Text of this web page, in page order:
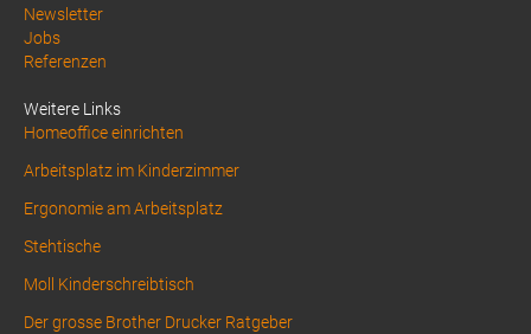
Above
Footer
Newsletter
Jobs
Referenzen
Weitere Links
Homeoffice einrichten
Arbeitsplatz im Kinderzimmer
Ergonomie am Arbeitsplatz
Stehtische
Moll Kinderschreibtisch
Der grosse Brother Drucker Ratgeber